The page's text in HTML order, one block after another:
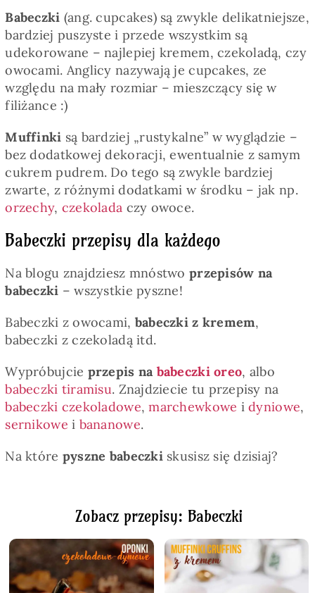
Babeczki (ang. cupcakes) są zwykle delikatniejsze,
bardziej puszyste i przede wszystkim są
udekorowane – najlepiej kremem, czekoladą, czy
owocami. Anglicy nazywają je cupcakes, ze
względu na mały rozmiar – mieszczący się w
filiżance :)
Muffinki są bardziej „rustykalne” w wyglądzie –
bez dodatkowej dekoracji, ewentualnie z samym
cukrem pudrem. Do tego są zwykle bardziej
zwarte, z różnymi dodatkami w środku – jak np.
orzechy, czekolada czy owoce.
Babeczki przepisy dla każdego
Na blogu znajdziesz mnóstwo przepisów na
babeczki – wszystkie pyszne!
Babeczki z owocami, babeczki z kremem,
babeczki z czekoladą itd.
Wypróbujcie przepis na babeczki oreo, albo
babeczki tiramisu. Znajdziecie tu przepisy na
babeczki czekoladowe,marchewkowe idyniowe,
sernikowe i bananowe.
Na które pyszne babeczkiskusisz się dzisiaj?
Zobacz przepisy: Babeczki